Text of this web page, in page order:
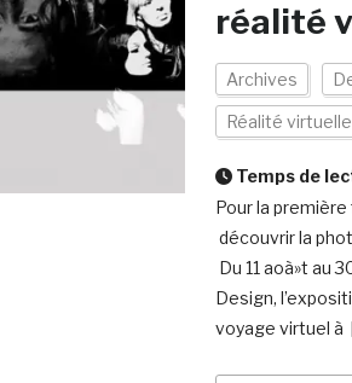
réalité
Archives
Réalité virtuelle
Temps de
Pour la
découvrir la
Du 11 aoà»t au
Design,
voyage virtuel à